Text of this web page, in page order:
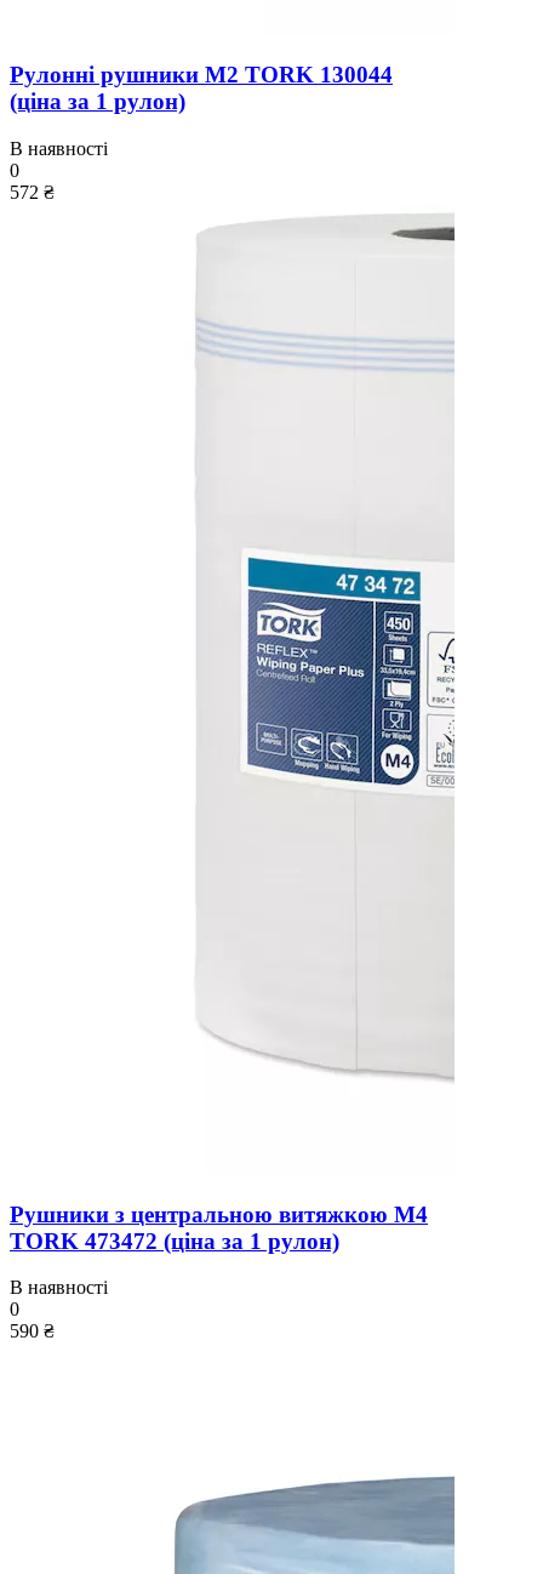
Рулонні рушники M2 TORK 130044
(ціна за 1 рулон)
В наявності
0
572 ₴
Рушники з центральною витяжкою M4
TORK 473472 (ціна за 1 рулон)
В наявності
0
590 ₴